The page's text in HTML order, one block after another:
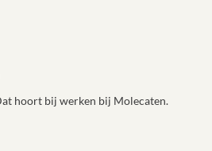
hoort bij werken bij Molecaten.